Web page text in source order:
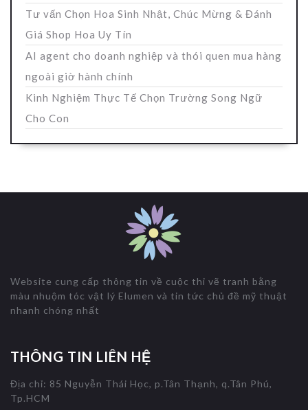
Tư vấn Chọn Hoa Sinh Nhật, Chúc Mừng & Đánh
Giá Shop Hoa Uy Tín
AI agent cho doanh nghiệp và thói quen mua hàng
ngoài giờ hành chính
Kinh Nghiệm Thực Tế Chọn Trường Song Ngữ
Cho Con
Website cung cấp thông tin về cuộc thi vẽ tranh bằng
màu nhuộm tóc vật lý Elumen và tin tức chủ đề mỹ thuật
nhanh chóng nhất
THÔNG TIN LIÊN HỆ
Địa chỉ: 85 Nguyễn Thái Học, p.Tân Thạnh, q.Tân Phú,
Tp.HCM